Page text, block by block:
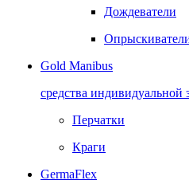
Дождеватели
Gold Manibus
средства индивидуальной
Перчатки
Краги
GermaFlex